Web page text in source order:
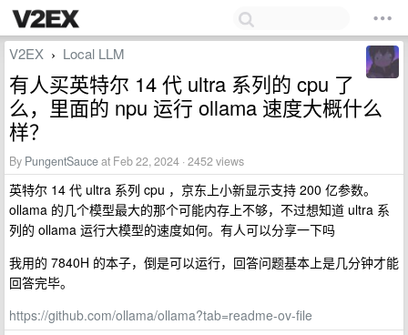
V2EX › Local LLM
有人买英特尔 14 代 ultra 系列的 cpu 了
么，里面的 npu 运行 ollama 速度大概什么
样？
By PungentSauceat Feb 22, 2024 · 2452 views
英特尔 14 代 ultra 系列 cpu ，京东上小新显示支持 200 亿参数。
ollama 的几个模型最大的那个可能内存上不够，不过想知道 ultra 系
列的 ollama 运行大模型的速度如何。有人可以分享一下吗
我用的 7840H 的本子，倒是可以运行，回答问题基本上是几分钟才能
回答完毕。
https://github.com/ollama/ollama?tab=readme-ov-file